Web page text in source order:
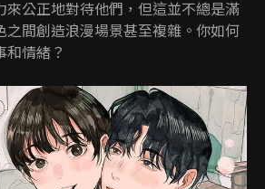
來公正地對待他們，但這並不總是滿
之間創造浪漫場景甚至複雜。你如何
情緒？